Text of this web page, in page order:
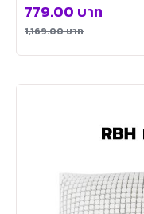
1,169.00บาท
779.00 บาท